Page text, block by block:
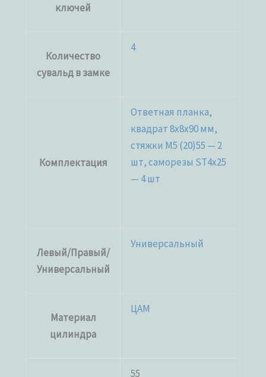
ключей
Количество
сувальд в замке
4
Комплектация
Ответная планка,
квадрат 8x8x90 мм,
стяжки M5 (20)55 — 2
шт, саморезы ST4x25
— 4 шт
Левый/Правый/
Универсальный
Универсальный
Материал
цилиндра
ЦАМ
55